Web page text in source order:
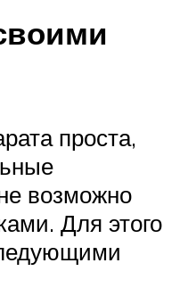
проста,
возможно
Для этого